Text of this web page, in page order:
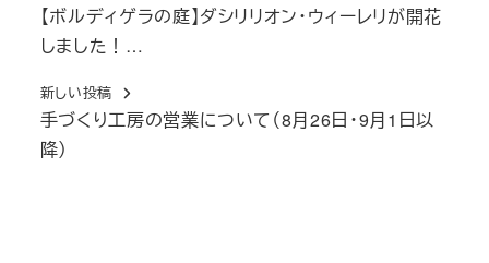
【ボルディゲラの庭】ダシリリオン・ウィーレリが開花
しました！…
新しい投稿
手づくり工房の営業について（8月26日・9月1日以
降）